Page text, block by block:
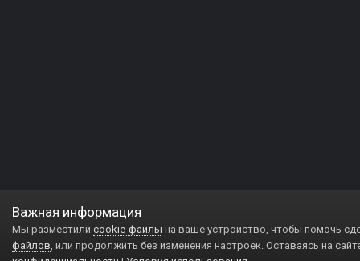
Важная информация
Мы разместили cookie-файлы на ваше устройство, чтобы помочь
файлов, или продолжить без изменения настроек. Оставаясь на